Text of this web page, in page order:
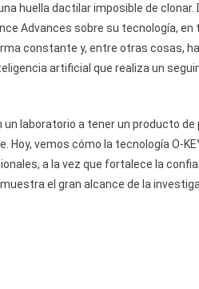
huella dactilar imposible de clonar.
Advances sobre su tecnología, en
constante y, entre otras cosas,
artificial que realiza un
laboratorio a tener un producto
vemos cómo la tecnología O-
a la vez que fortalece la
el gran alcance de la